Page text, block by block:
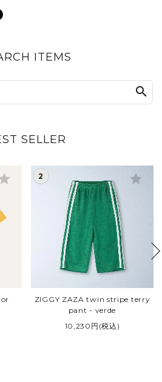
ITEMS
search
SELLER
ZIGGY ZAZA twin stripe terry
pant - verde
10,230円(税込)
star